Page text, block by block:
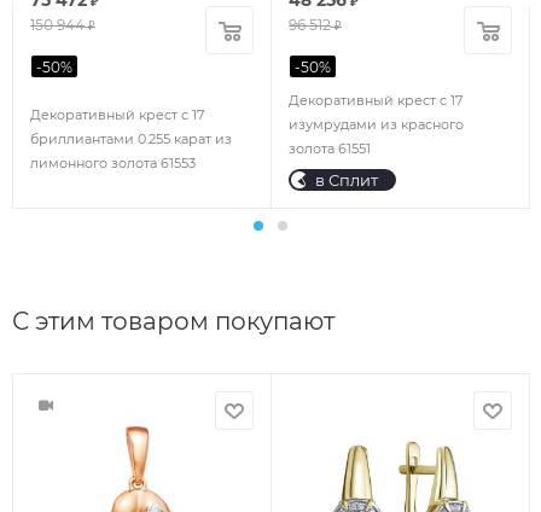
Декоративный крест с 17
бриллиантами 0.255 карат из
лимонного золота 61553
150 944₽
-50%
Декоративный крест с 17
изумрудами из красного
золота 61551
96 512₽
-50%
в Сплит
С этим товаром покупают